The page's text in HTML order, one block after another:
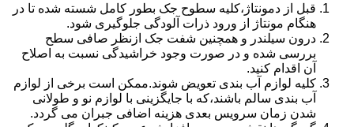
قبل از دمونتاژ،کلیه سطوح جک بطور کامل شسته شده تا در
هنگام مونتاژ از ورود ذرات آلودگی جلوگیری شود.
درون سیلندر و همچنین شفت جک ازنظر صافی سطح
بررسی شده و در صورت وجود خراشیدگی نسبت به اصلاح
آن اقدام کنید.
کلیه لوازم آب بندی تعویض شوند.ممکن است برخی از لوازم
آب بندی سالم باشند،که با جایگزینی با لوازم نو و طولانی
شدن زمان سرویس بعدی هزینه اضافی جبران می گردد.